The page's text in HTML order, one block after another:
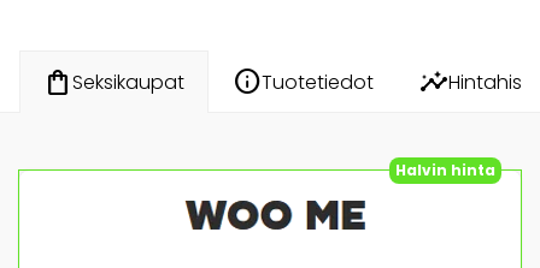
shopping_bagSeksikaupat infoTuotetiedot insights
Halvin hinta